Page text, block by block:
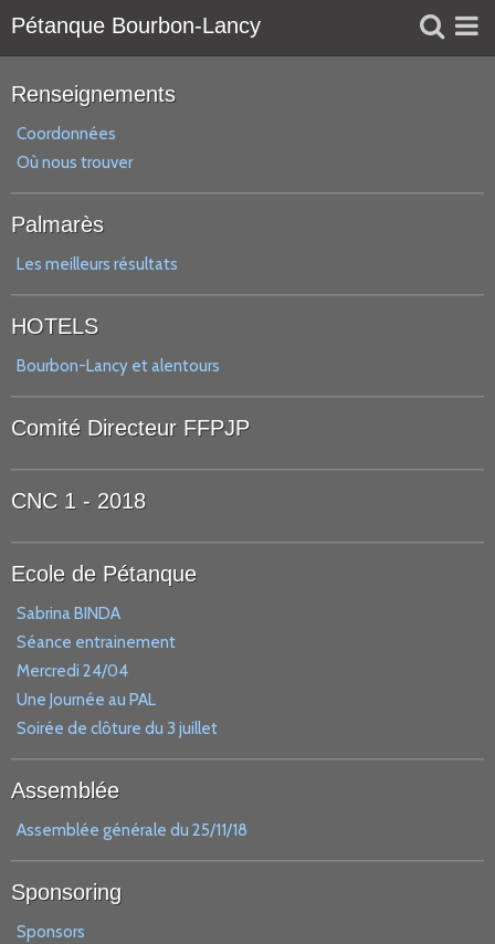
Pétanque Bourbon-Lancy
Liens
Réservation
Renseignements
Coordonnées
Où nous trouver
Palmarès
Les meilleurs résultats
HOTELS
Bourbon-Lancy et alentours
Comité Directeur FFPJP
CNC 1 - 2018
Ecole de Pétanque
Sabrina BINDA
Séance entrainement
Mercredi 24/04
Une Journée au PAL
Soirée de clôture du 3 juillet
Assemblée
Assemblée générale du 25/11/18
Sponsoring
Sponsors